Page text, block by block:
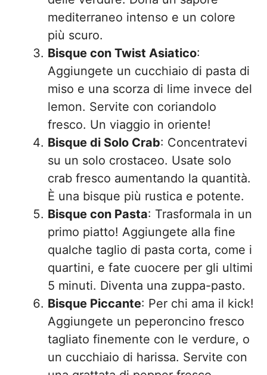
mediterraneo intenso e un colore
più scuro.
Bisque con Twist Asiatico:
Aggiungete un cucchiaio di pasta di
miso e una scorza di lime invece del
lemon. Servite con coriandolo
fresco. Un viaggio in oriente!
Bisque di Solo Crab: Concentratevi
su un solo crostaceo. Usate solo
crab fresco aumentando la quantità.
È una bisque più rustica e potente.
Bisque con Pasta: Trasformala in un
primo piatto! Aggiungete alla fine
qualche taglio di pasta corta, come i
quartini, e fate cuocere per gli ultimi
5 minuti. Diventa una zuppa-pasto.
Bisque Piccante: Per chi ama il kick!
Aggiungete un peperoncino fresco
tagliato finemente con le verdure, o
un cucchiaio di harissa. Servite con